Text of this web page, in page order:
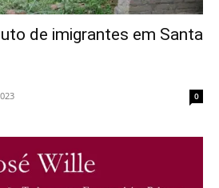
de imigrantes em Santa
0